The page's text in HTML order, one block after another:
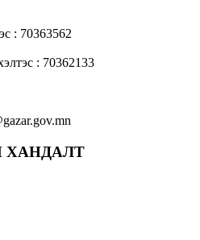
: 70363562
: 70362133
ХАНДАЛТ